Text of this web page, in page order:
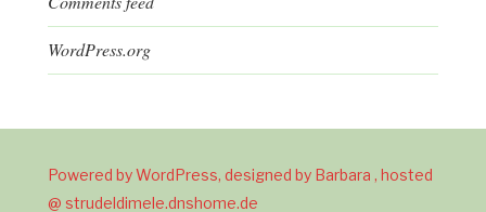
WordPress.org
Powered by WordPress, designed by Barbara , hosted
@ strudeldimele.dnshome.de